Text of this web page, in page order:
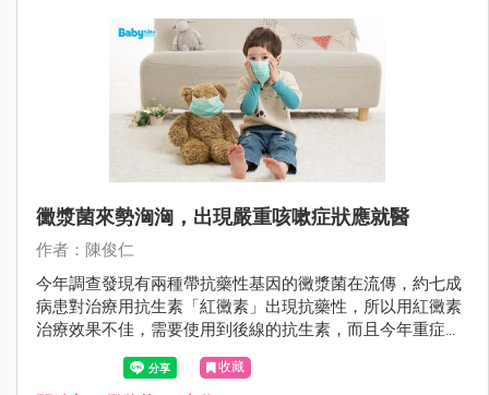
黴漿菌來勢洶洶，出現嚴重咳嗽症狀應就醫
作者：陳俊仁
今年調查發現有兩種帶抗藥性基因的黴漿菌在流傳，約七成
病患對治療用抗生素「紅黴素」出現抗藥性，所以用紅黴素
治療效果不佳，需要使用到後線的抗生素，而且今年重症的
病患也增加，可能會進入大流行期，家長要多注意。
收藏